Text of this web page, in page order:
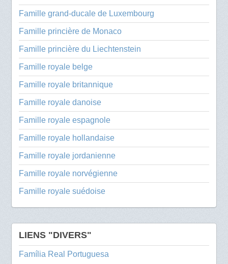
Famille grand-ducale de Luxembourg
Famille princière de Monaco
Famille princière du Liechtenstein
Famille royale belge
Famille royale britannique
Famille royale danoise
Famille royale espagnole
Famille royale hollandaise
Famille royale jordanienne
Famille royale norvégienne
Famille royale suédoise
LIENS "DIVERS"
Família Real Portuguesa